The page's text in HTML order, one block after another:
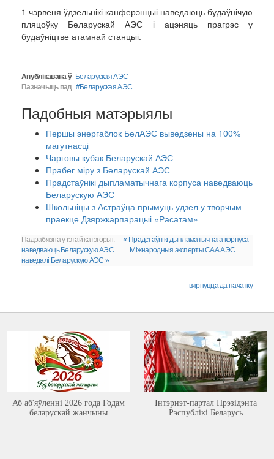
1 чэрвеня ўдзельнікі канферэнцыі наведаюць будаўнічую
пляцоўку Беларускай АЭС і ацэняць прагрэс у
будаўніцтве атамнай станцыі.
Апублікавана ў Беларуская АЭС
Пазначыць пад
Беларуская АЭС
Падобныя матэрыялы
Першы энергаблок БелАЭС выведзены на 100%
магутнасці
Чарговы кубак Беларускай АЭС
Прабег міру з Беларускай АЭС
Прадстаўнікі дыпламатычнага корпуса наведваюць
Беларускую АЭС
Школьніцы з Астраўца прымуць удзел у творчым
праекце Дзяржкарпарацыі «Расатам»
Падрабязна у гэтай катэгорыі:
« Прадстаўнікі дыпламатычнага корпуса
наведваюць Беларускую АЭС
Міжнародныя эксперты САА АЭС
наведалі Беларускую АЭС »
вярнуцца да пачатку
Аб аб'яўленні 2026 года Годам
беларускай жанчыны
Інтэрнэт-партал Прэзідэнта
Рэспублікі Беларусь